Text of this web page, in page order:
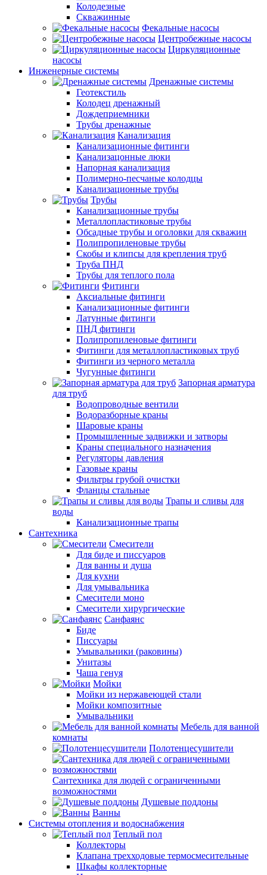
Колодезные
Скважинные
Фекальные насосы
Центробежные насосы
Циркуляционные
насосы
Инженерные системы
Дренажные системы
Геотекстиль
Колодец дренажный
Дождеприемники
Трубы дренажные
Канализация
Канализационные фитинги
Канализацонные люки
Напорная канализация
Полимерно-песчаные колодцы
Канализационные трубы
Трубы
Канализационные трубы
Металлопластиковые трубы
Обсадные трубы и оголовки для скважин
Полипропиленовые трубы
Скобы и клипсы для крепления труб
Труба ПНД
Трубы для теплого пола
Фитинги
Аксиальные фитинги
Канализационные фитинги
Латунные фитинги
ПНД фитинги
Полипропиленовые фитинги
Фитинги для металлопластиковых труб
Фитинги из черного металла
Чугунные фитинги
Запорная арматура
для труб
Водопроводные вентили
Водоразборные краны
Шаровые краны
Промышленные задвижки и затворы
Краны специального назначения
Регуляторы давления
Газовые краны
Фильтры грубой очистки
Фланцы стальные
Трапы и сливы для
воды
Канализационные трапы
Сантехника
Смесители
Для биде и писсуаров
Для ванны и душа
Для кухни
Для умывальника
Смесители моно
Смесители хирургические
Санфаянс
Биде
Писсуары
Умывальники (раковины)
Унитазы
Чаша генуя
Мойки
Мойки из нержавеющей стали
Мойки композитные
Умывальники
Мебель для ванной
комнаты
Полотенцесушители
Сантехника для людей с ограниченными
возможностями
Душевые поддоны
Ванны
Системы отопления и водоснабжения
Теплый пол
Коллекторы
Клапана трехходовые термосмесительные
Шкафы коллекторные